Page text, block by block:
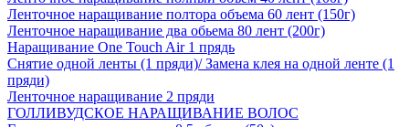
Ленточное наращивание полтора объема 60 лент (150г)
Ленточное наращивание два обьема 80 лент (200г)
Наращивание One Touch Air 1 прядь
Снятие одной ленты (1 пряди)/ Замена клея на одной ленте (1
пряди)
Ленточное наращивание 2 пряди
ГОЛЛИВУДСКОЕ НАРАЩИВАНИЕ ВОЛОС